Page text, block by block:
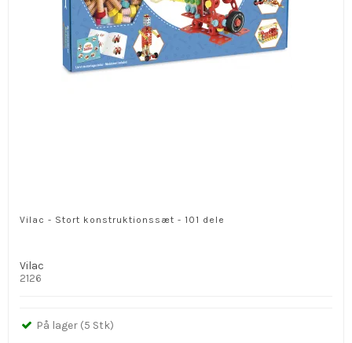
Vilac - Stort konstruktionssæt - 101 dele
Vilac
2126
På lager (5 Stk)